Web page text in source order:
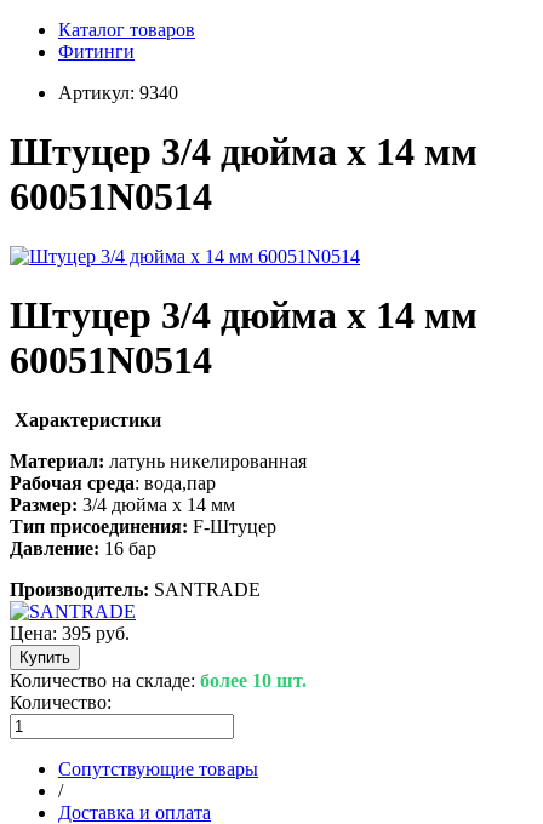
Каталог товаров
Фитинги
Артикул: 9340
Штуцер 3/4 дюйма x 14 мм
60051N0514
Штуцер 3/4 дюйма x 14 мм
60051N0514
Характеристики
Материал: латунь никелированная
Рабочая среда: вода,пар
Размер: 3/4 дюйма х 14 мм
Тип присоединения: F-Штуцер
Давление: 16 бар
Производитель: SANTRADE
Цена: 395 руб.
Количество на складе: более 10 шт.
Количество:
Сопутствующие товары
/
Доставка и оплата